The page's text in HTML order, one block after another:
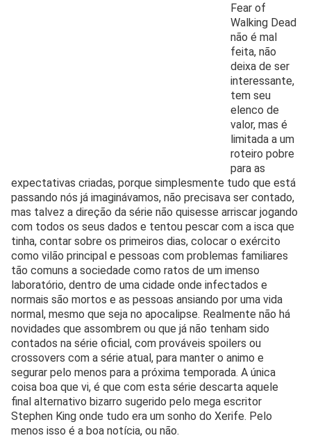
Fear of
Walking Dead
não é mal
feita, não
deixa de ser
interessante,
tem seu
elenco de
valor, mas é
limitada a um
roteiro pobre
para as
expectativas criadas, porque simplesmente tudo que está
passando nós já imaginávamos, não precisava ser contado,
mas talvez a direção da série não quisesse arriscar jogando
com todos os seus dados e tentou pescar com a isca que
tinha, contar sobre os primeiros dias, colocar o exército
como vilão principal e pessoas com problemas familiares
tão comuns a sociedade como ratos de um imenso
laboratório, dentro de uma cidade onde infectados e
normais são mortos e as pessoas ansiando por uma vida
normal, mesmo que seja no apocalipse. Realmente não há
novidades que assombrem ou que já não tenham sido
contados na série oficial, com prováveis spoilers ou
crossovers com a série atual, para manter o animo e
segurar pelo menos para a próxima temporada. A única
coisa boa que vi, é que com esta série descarta aquele
final alternativo bizarro sugerido pelo mega escritor
Stephen King onde tudo era um sonho do Xerife. Pelo
menos isso é a boa notícia, ou não.